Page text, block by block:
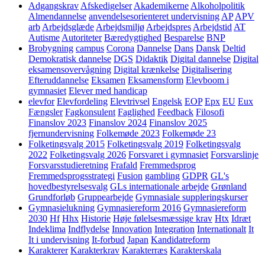
Adgangskrav Afskedigelser Akademikerne Alkoholpolitik
Almendannelse anvendelsesorienteret undervisning AP APV
arb Arbejdsglæde Arbejdsmiljø Arbejdspres Arbejdstid AT
Autisme Autoriteter Bæredygtighed Besparelse BNP
Brobygning campus Corona Dannelse Dans Dansk Deltid
Demokratisk dannelse DGS Didaktik Digital dannelse Digital
eksamensovervågning Digital krænkelse Digitalisering
Efteruddannelse Eksamen Eksamensform Elevboom i
gymnasiet Elever med handicap
elevfor Elevfordeling Elevtrivsel Engelsk EOP Epx EU Eux
Fængsler Fagkonsulent Faglighed Feedback Filosofi
Finanslov 2023 Finanslov 2024 Finanslov 2025
fjernundervisning Folkemøde 2023 Folkemøde 23
Folketingsvalg 2015 Folketingsvalg 2019 Folketingsvalg
2022 Folketingsvalg 2026 Forsvaret i gymnasiet Forsvarslinje
Forsvarsstudieretning Frafald Fremmedsprog
Fremmedsprogsstrategi Fusion gambling GDPR GL's
hovedbestyrelsesvalg GLs internationale arbejde Grønland
Grundforløb Gruppearbejde Gymnasiale suppleringskurser
Gymnasielukning Gymnasiereform 2016 Gymnasiereform
2030 Hf Hhx Historie Høje følelsesmæssige krav Htx Idræt
Indeklima Indflydelse Innovation Integration Internationalt It
It i undervisning It-forbud Japan Kandidatreform
Karakterer Karakterkrav Karakterræs Karakterskala